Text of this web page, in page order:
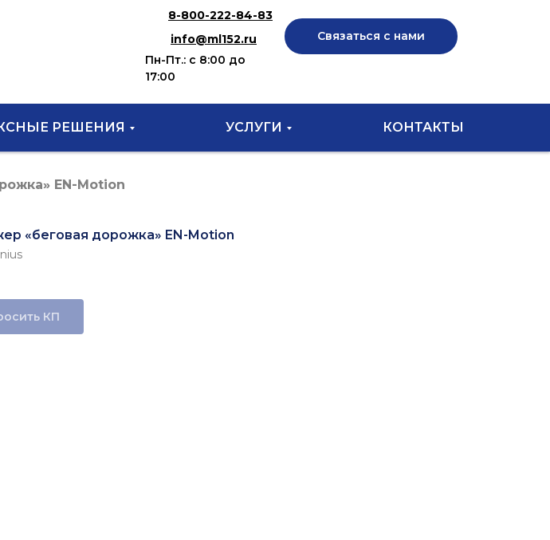
8-800-222-84-83
Пн-Пт.: с 8:00 до
17:00
info@ml152.ru Связаться с нами
РЕШЕНИЯ УСЛУГИ КОНТАКТЫ
EN-Motion
«беговая дорожка» EN-Motion
КП